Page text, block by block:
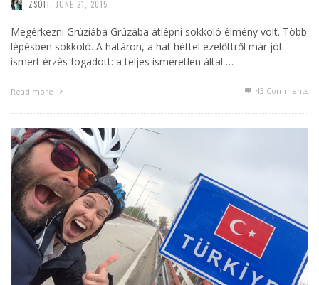
ZSÓFI JUNE 21, 2015
Megérkezni Grúziába Grúzába átlépni sokkoló élmény volt. Több
lépésben sokkoló. A határon, a hat héttel ezelőttről már jól
ismert érzés fogadott: a teljes ismeretlen által …
Read more 43 Comments